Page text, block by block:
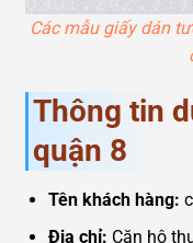
Các mẫu giấy dán
Thông tin
quận 8
Tên khách hàng:
Địa chỉ: Căn hộ